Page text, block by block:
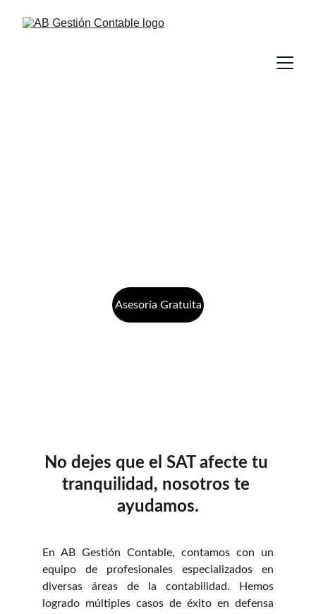
Asesoría Gratuita
No dejes que el SAT afecte tu
tranquilidad, nosotros te
ayudamos.
En AB Gestión Contable, contamos con un
equipo de profesionales especializados en
diversas áreas de la contabilidad. Hemos
logrado múltiples casos de éxito en defensa